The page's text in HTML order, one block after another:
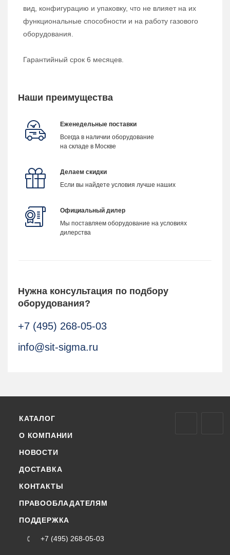
вид, конфигурацию и упаковку, что не влияет на их
функциональные способности и на работу газового
оборудования.
Гарантийный срок 6 месяцев.
Наши преимущества
Еженедельные поставки
Всегда в наличии оборудование
на складе в Москве
Делаем скидки
Если вы найдете условия лучше наших
Официальный дилер
Мы поставляем оборудование на условиях
дилерства
Нужна консультация по подбору
оборудования?
+7 (495) 268-05-03
info@sit-sigma.ru
КАТАЛОГ
О КОМПАНИИ
НОВОСТИ
ДОСТАВКА
КОНТАКТЫ
ПРАВООБЛАДАТЕЛЯМ
ПОДДЕРЖКА
+7 (495) 268-05-03